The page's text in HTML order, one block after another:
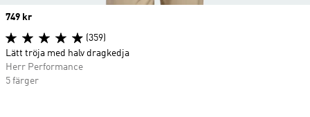
Price
749 kr
(359)
Lätt tröja med halv dragkedja
Herr Performance
5 färger